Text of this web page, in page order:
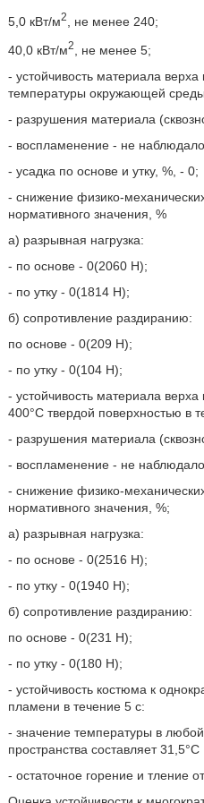
5,0 кВт/м2 , не менее 240;
40,0 кВт/м2
, не менее 5;
- устойчивость материала
температуры окружающей
- разрушения материала
- воспламенение - не
- усадка по основе и утку, %, - 0;
- снижение физико-
нормативного значения, %
а) разрывная нагрузка:
- по основе - 0(2060 Н);
- по утку - 0(1814 Н);
б) сопротивление раздиранию:
по основе - 0(209 Н);
- по утку - 0(104 Н);
- устойчивость материала верха
400°С твердой поверхностью в
- разрушения материала
- воспламенение - не
- снижение физико-
нормативного значения, %;
а) разрывная нагрузка:
- по основе - 0(2516 Н);
- по утку - 0(1940 Н);
б) сопротивление раздиранию:
по основе - 0(231 Н);
- по утку - 0(180 Н);
- устойчивость костюма к
пламени в течение 5 с:
- значение температуры в
пространства составляет 31,5°С
- остаточное горение и тление